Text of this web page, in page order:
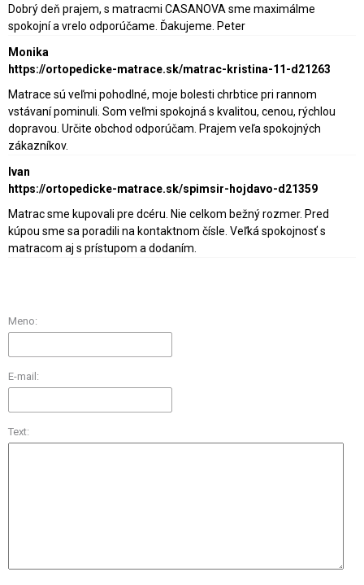
Dobrý deň prajem, s matracmi CASANOVA sme maximálme
spokojní a vrelo odporúčame. Ďakujeme. Peter
Monika
https://ortopedicke-matrace.sk/matrac-kristina-11-d21263
Matrace sú veľmi pohodlné, moje bolesti chrbtice pri rannom
vstávaní pominuli. Som veľmi spokojná s kvalitou, cenou, rýchlou
dopravou. Určite obchod odporúčam. Prajem veľa spokojných
zákazníkov.
Ivan
https://ortopedicke-matrace.sk/spimsir-hojdavo-d21359
Matrac sme kupovali pre dcéru. Nie celkom bežný rozmer. Pred
kúpou sme sa poradili na kontaktnom čísle. Veľká spokojnosť s
matracom aj s prístupom a dodaním.
Meno:
E-mail:
Text: